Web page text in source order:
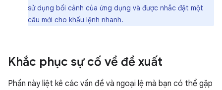
sử dụng bối cảnh của ứng dụng và được nhắc đặt một
câu mới cho khẩu lệnh nhanh.
Khắc phục sự cố về đề xuất
Phần này liệt kê các vấn đề và ngoại lệ mà bạn có thể gặp